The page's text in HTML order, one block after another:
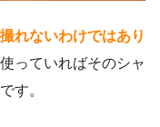
れないわけではあり
っていればそのシャ
す。